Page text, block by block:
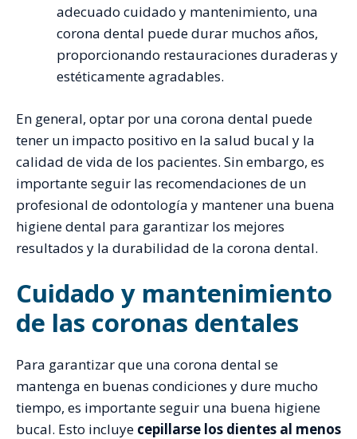
adecuado cuidado y mantenimiento, una
corona dental puede durar muchos años,
proporcionando restauraciones duraderas y
estéticamente agradables.
En general, optar por una corona dental puede
tener un impacto positivo en la salud bucal y la
calidad de vida de los pacientes. Sin embargo, es
importante seguir las recomendaciones de un
profesional de odontología y mantener una buena
higiene dental para garantizar los mejores
resultados y la durabilidad de la corona dental.
Cuidado y mantenimiento
de las coronas dentales
Para garantizar que una corona dental se
mantenga en buenas condiciones y dure mucho
tiempo, es importante seguir una buena higiene
bucal. Esto incluye cepillarse los dientes al menos